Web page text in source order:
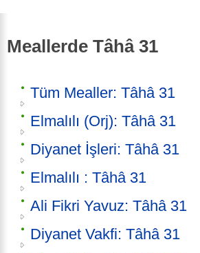
Meallerde Tâhâ 31
Tüm Mealler: Tâhâ 31
Elmalılı (Orj): Tâhâ 31
Diyanet İşleri: Tâhâ 31
Elmalılı : Tâhâ 31
Ali Fikri Yavuz: Tâhâ 31
Diyanet Vakfi: Tâhâ 31